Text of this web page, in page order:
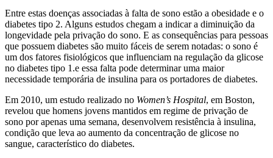
Entre estas doenças associadas à falta de sono estão a obesidade e o
diabetes tipo 2. Alguns estudos chegam a indicar a diminuição da
longevidade pela privação do sono. E as consequências para pessoas
que possuem diabetes são muito fáceis de serem notadas: o sono é
um dos fatores fisiológicos que influenciam na regulação da glicose
no diabetes tipo 1.e essa falta pode determinar uma maior
necessidade temporária de insulina para os portadores de diabetes.
Em 2010, um estudo realizado no Women’s Hospital, em Boston,
revelou que homens jovens mantidos em regime de privação de
sono por apenas uma semana, desenvolvem resistência à insulina,
condição que leva ao aumento da concentração de glicose no
sangue, característico do diabetes.